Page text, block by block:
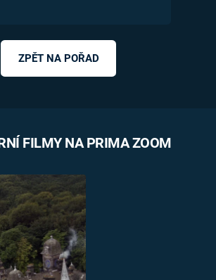
ZPĚT NA POŘAD
FILMY NA PRIMA ZOOM